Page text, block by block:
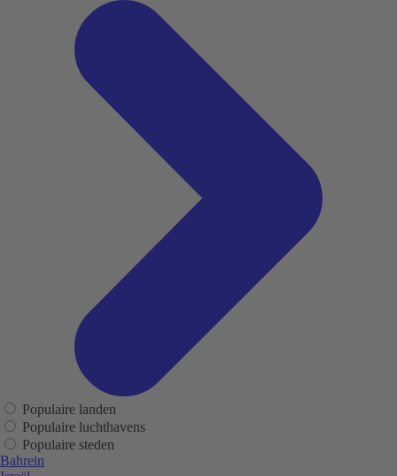
Populaire landen
Populaire luchthavens
Populaire steden
Bahrein